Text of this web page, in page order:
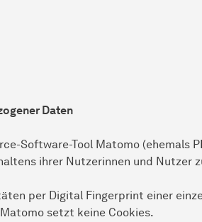
Daten
Software-Tool Matomo (ehemals
ihrer Nutzerinnen und Nutzer
per Digital Fingerprint einer
setzt keine Cookies.